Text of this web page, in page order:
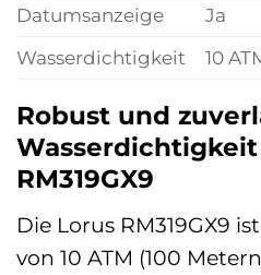
Datumsanzeige
Ja
Wasserdichtigkeit
10
Robust und
RM319GX9
Die Lorus RM319GX9
von 10 ATM (100